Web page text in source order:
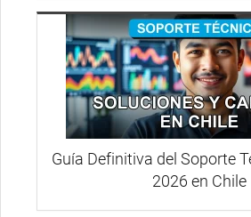
Guía Definitiva del Soporte
2026 en Chile